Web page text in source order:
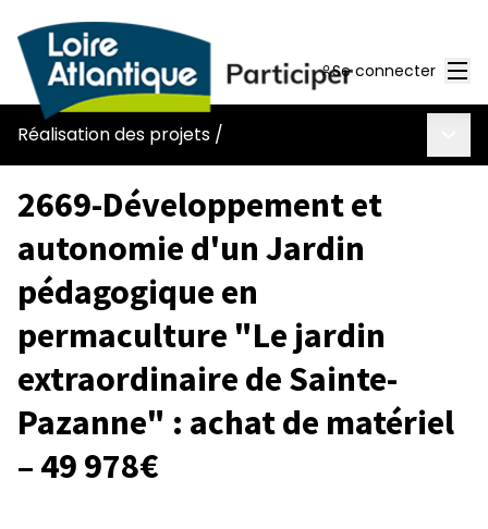
Se connecter
Réalisation des projets /
2669-Développement et
autonomie d'un Jardin
pédagogique en
permaculture "Le jardin
extraordinaire de Sainte-
Pazanne" : achat de matériel
– 49 978€